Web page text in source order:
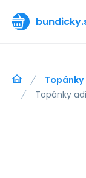
Topánky
Topánky